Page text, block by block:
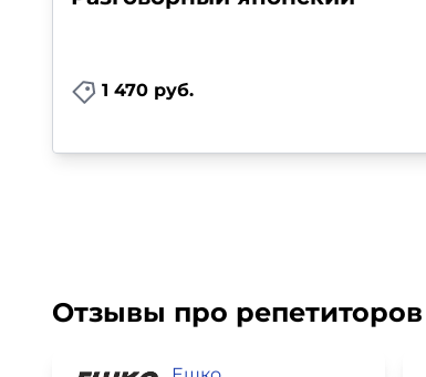
1 470 руб.
Отзывы про